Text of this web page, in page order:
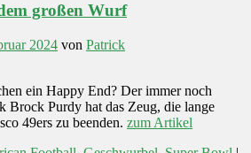
großen Wurf
2024 von Patrick
ein Happy End? Der immer noch
Brock Purdy hat das Zeug, die lange
49ers zu beenden. zum Artikel